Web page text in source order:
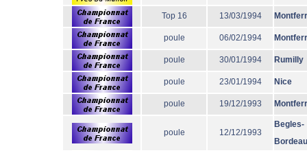
Top 16 13/03/1994
poule 06/02/1994
poule 30/01/1994 Rumilly
poule 23/01/1994 Nice
poule 19/12/1993
poule 12/12/1993
Begles-